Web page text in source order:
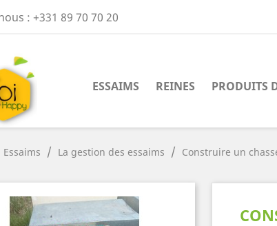
: +331 89 70 70 20
ESSAIMS REINES PRODUITS
Essaims La gestion des essaims Construire un